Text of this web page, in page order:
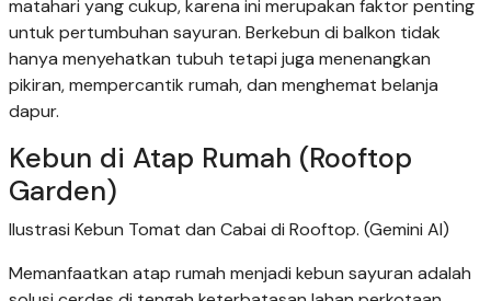
matahari yang cukup, karena ini merupakan faktor penting
untuk pertumbuhan sayuran. Berkebun di balkon tidak
hanya menyehatkan tubuh tetapi juga menenangkan
pikiran, mempercantik rumah, dan menghemat belanja
dapur.
Kebun di Atap Rumah (Rooftop
Garden)
Ilustrasi Kebun Tomat dan Cabai di Rooftop. (Gemini AI)
Memanfaatkan atap rumah menjadi kebun sayuran adalah